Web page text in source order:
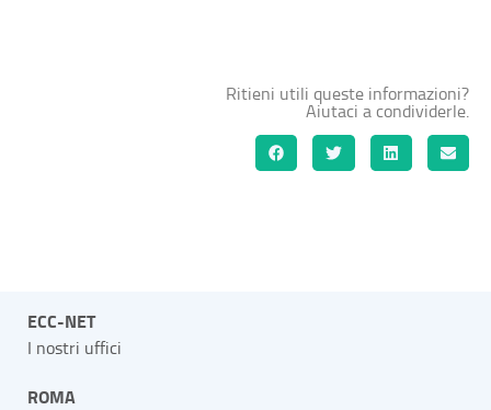
Ritieni utili queste informazioni?
Aiutaci a condividerle.
ECC-NET
I nostri uffici
ROMA